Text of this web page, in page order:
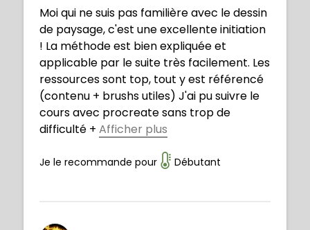
Moi qui ne suis pas familière avec le dessin
de paysage, c'est une excellente initiation
! La méthode est bien expliquée et
applicable par le suite très facilement. Les
ressources sont top, tout y est référencé
(contenu + brushs utiles) J'ai pu suivre le
cours avec procreate sans trop de
difficulté + Afficher plus
much !!
Je le recommande pour Débutant